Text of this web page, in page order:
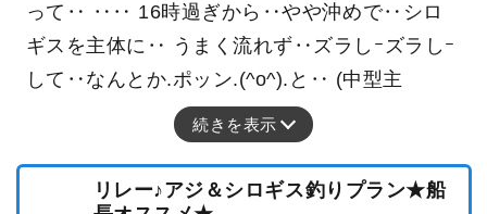
って‥ ‥‥ 16時過ぎから‥やや沖めで‥シロ
ギスを主体に‥ うまく流れず‥ズラしｰズラしｰ
して‥なんとか.ポッン.(^o^).と‥ (中型主
続きを表示
リレー♪アジ＆シロギス釣りプラン★船